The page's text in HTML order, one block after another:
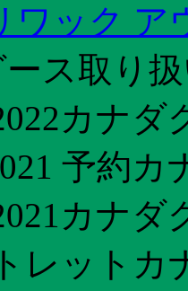
ワック ア
ス取り
カナダ
予約
カナ
レットカ